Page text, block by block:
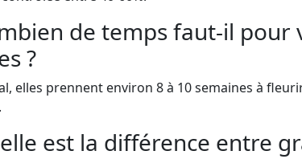
de temps faut-il pour
?
elles prennent environ 8 à 10 semaines à
est la différence entre